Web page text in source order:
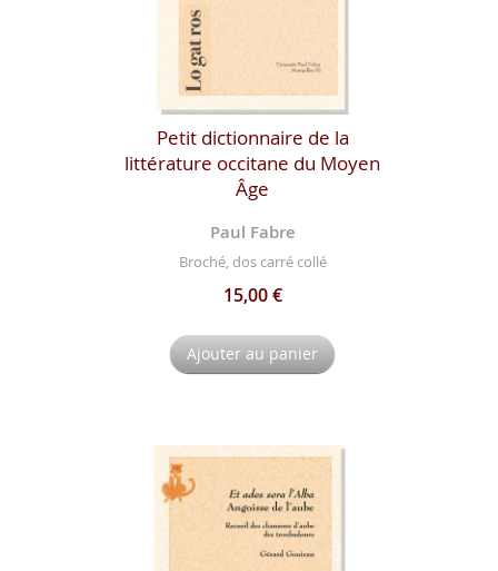
Petit dictionnaire de la
littérature occitane du Moyen
Âge
Paul Fabre
Broché, dos carré collé
15,00 €
Ajouter au panier